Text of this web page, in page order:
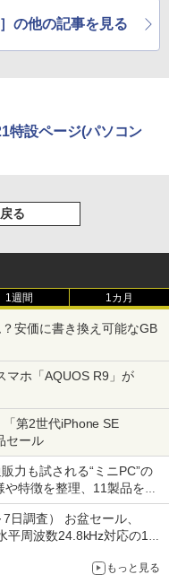
の他の記事を見る
特設ページ(パソコン
る
1週間 1カ月
安価に書き換え可能なGB
マホ「AQUOS R9」が
第2世代iPhone SE
セール
力も試される“ミニPC”の
特徴を整理、11製品をピ
日調査） お盆セール、
周波数24.8kHz対応の17
もっと見る